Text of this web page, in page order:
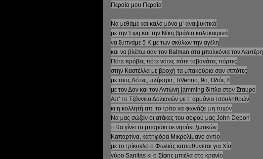
Περαία μου Περαία
Να μεθάμε και καλά μόνο μ’ αναψυκτικά
με την Έφη και την Νίκη βράδια καλοκαιρινά
να ξυπνάμε 5 Κ με των σκύλων την αγέλη
και να βλέπω σαν τον Batman στα μπαλκόνια τον Λευτέρη
Πότε πρόβες πότε νότες πότε ταβανάτες πόρτες
στην Καστέλλα με βροχή τα μπακούρια σαν ιππότες
με τους Δότες, πλήκτρα, TiVenno, 9o, Οδός 8
με τον Δον και τον Αντώνη jamming δίπλα στον Σταυρό
Απ’ το Τζάννειο Δολιανών με τ’ αρμόνιο τσουληθρών
κι η κολλητή απ’ το τρίτο να φωνάζει μη τυχόν
Να μας σώζαν οι ατάκες του σοφού μας John Depon
τι θα γίνει το μπαράκι σε νησάκι ξωτικών;
Καπαρτίνα, κατηφόρα Μικρολίμανο αντίο
με το τρίκυκλο ο Φωλιάς κατευθύνεται για Χίο
γύρο Sanitas κι ο Σίφης μπιέλα στο κρανίο